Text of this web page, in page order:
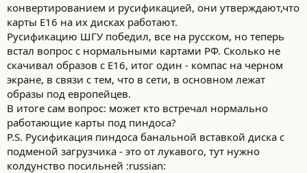
конвертированием и русификацией, они утверждают,что
карты Е16 на их дисках работают.
Русификацию ШГУ победил, все на русском, но теперь
встал вопрос с нормальными картами РФ. Сколько не
скачивал образов с E16, итог один - компас на черном
экране, в связи с тем, что в сети, в основном лежат
образы под европейцев.
В итоге сам вопрос: может кто встречал нормально
работающие карты под пиндоса?
P.S. Русификация пиндоса банальной вставкой диска с
подменой загрузчика - это от лукавого, тут нужно
колдунство посильней :russian: